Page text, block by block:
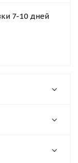
7-10 дней